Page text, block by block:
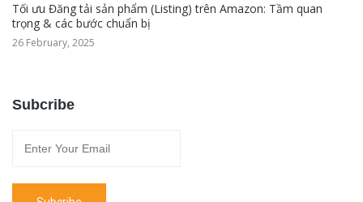
Tối ưu Đăng tải sản phẩm (Listing) trên Amazon: Tầm quan
trọng & các bước chuẩn bị
26 February, 2025
Subcribe